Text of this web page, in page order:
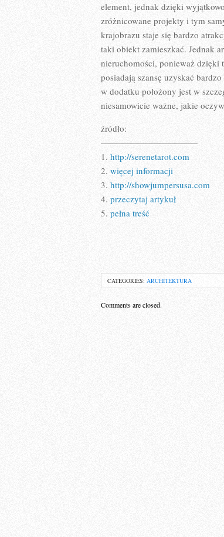
element, jednak dzięki
zróżnicowane projekty i tym
krajobrazu staje się bardzo
taki obiekt zamieszkać. Jednak
nieruchomości, ponieważ dzięki
posiadają szansę uzyskać
w dodatku położony jest w
niesamowicie ważne, jakie
źródło:
———————————
1. http://serenetarot.com
2. więcej informacji
3. http://showjumpersusa.com
4. przeczytaj artykuł
5. pełna treść
CATEGORIES: ARCHITEKTURA
Comments are closed.